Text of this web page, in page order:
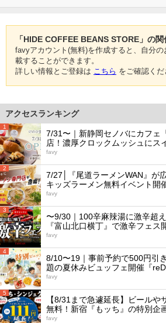
「HIDE COFFEE BEANS STORE」の
favyアカウント(無料)を作成すると、自分
載することができます。
詳しい情報とご登録は こちら をご確認くだ
アクセスランキング
1
7/31〜｜新静岡セノバにカフェ
店！濃厚クロックムッシュにス
favy
2
7/27│『尾道ラーメンWAN』が
キッズラーメン無料イベント開
favy
3
〜9/30｜100辛麻辣湯に激辛超
『富山北口横丁』で激辛フェス
favy
4
8/10〜19｜事前予約で500円引
題の夏休みビュッフェ開催『
favy
5
【8/31まで急遽延長】ビール
無料！新宿『もッち』の特別企
favy